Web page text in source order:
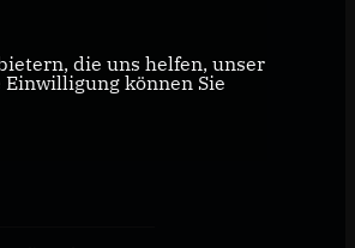
die uns helfen, unser
können Sie